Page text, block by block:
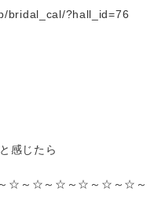
bridal_cal/?hall_id=76
感じたら
☆～☆～☆～☆～☆～☆～